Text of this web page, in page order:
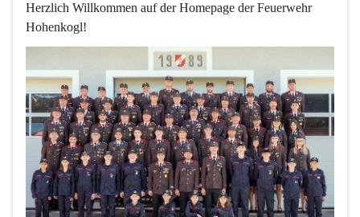
Herzlich Willkommen auf der Homepage der Feuerwehr
Hohenkogl!